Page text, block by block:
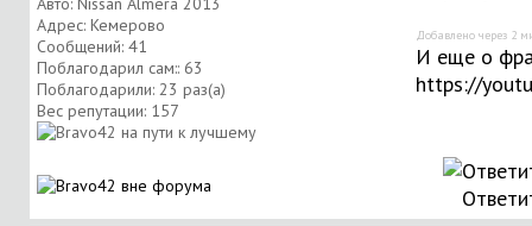
Адрес: Кемерово
Сообщений: 41
Поблагодарил сам:: 63
Поблагодарили: 23 раз(а)
Вес репутации: 157
Добавлено через 2
И еще о
https://